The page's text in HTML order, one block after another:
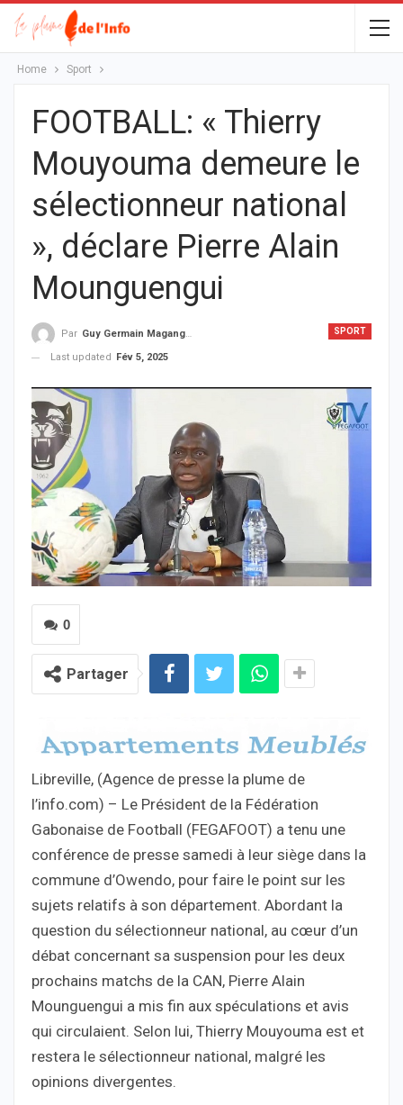
Home Sport
FOOTBALL: « Thierry
Mouyouma demeure le
sélectionneur national
», déclare Pierre Alain
Mounguengui
SPORT
Par Guy Germain Maganga Nziengui
Last updated
Fév 5, 2025
0
Partager
Libreville, (Agence de presse la plume de
l’info.com) – Le Président de la Fédération
Gabonaise de Football (FEGAFOOT) a tenu une
conférence de presse samedi à leur siège dans la
commune d’Owendo, pour faire le point sur les
sujets relatifs à son département. Abordant la
question du sélectionneur national, au cœur d’un
débat concernant sa suspension pour les deux
prochains matchs de la CAN, Pierre Alain
Mounguengui a mis fin aux spéculations et avis
qui circulaient. Selon lui, Thierry Mouyouma est et
restera le sélectionneur national, malgré les
opinions divergentes.